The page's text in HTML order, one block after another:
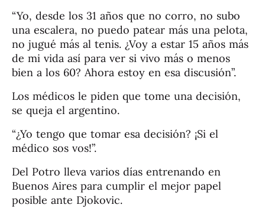
“Yo, desde los 31 años que no corro, no subo
una escalera, no puedo patear más una pelota,
no jugué más al tenis. ¿Voy a estar 15 años más
de mi vida así para ver si vivo más o menos
bien a los 60? Ahora estoy en esa discusión”.
Los médicos le piden que tome una decisión,
se queja el argentino.
“¿Yo tengo que tomar esa decisión? ¡Si el
médico sos vos!”.
Del Potro lleva varios días entrenando en
Buenos Aires para cumplir el mejor papel
posible ante Djokovic.